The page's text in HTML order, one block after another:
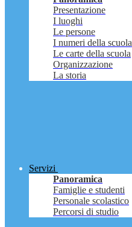
Presentazione
I luoghi
Le persone
I numeri della scuola
Le carte della scuola
Organizzazione
La storia
Servizi
Panoramica
Famiglie e studenti
Personale scolastico
Percorsi di studio